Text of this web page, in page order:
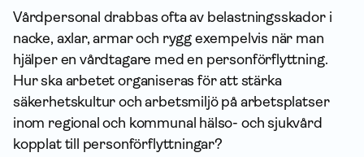
Vårdpersonal drabbas ofta av belastningsskador i
nacke, axlar, armar och rygg exempelvis när man
hjälper en vårdtagare med en personförflyttning.
Hur ska arbetet organiseras för att stärka
säkerhetskultur och arbetsmiljö på arbetsplatser
inom regional och kommunal hälso- och sjukvård
kopplat till personförflyttningar?